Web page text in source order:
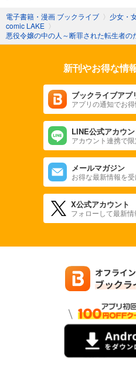
電子書籍・漫画 ブックライブ 〉 少女・
comic LAKE 〉
悪役令嬢の中の人～断罪された転生者
新刊やお得な情
ブックライブアプ
アプリの通知でお
LINE公式アカウン
アカウント連携で
メールマガジン
お得な最新情報を受
X公式アカウント
フォローして最新情